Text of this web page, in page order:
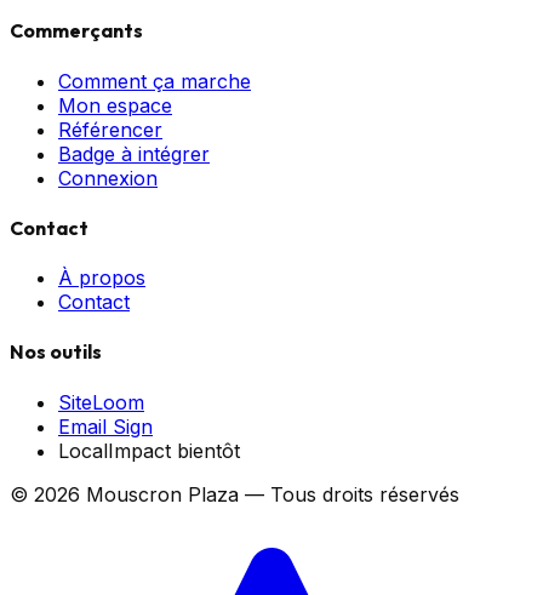
Commerçants
Comment ça marche
Mon espace
Référencer
Badge à intégrer
Connexion
Contact
À propos
Contact
Nos outils
SiteLoom
Email Sign
LocalImpact bientôt
© 2026 Mouscron Plaza — Tous droits réservés